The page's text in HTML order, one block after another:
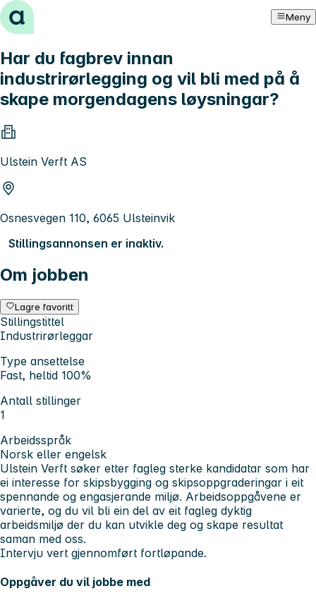
Hopp til innhold Meny
Har du fagbrev innan
industrirørlegging og vil bli med på å
skape morgendagens løysningar?
Ulstein Verft AS
Osnesvegen 110, 6065 Ulsteinvik
Stillingsannonsen er inaktiv.
Om jobben
Lagre favoritt
Stillingstittel
Industrirørleggar
Type ansettelse
Fast, heltid 100%
Antall stillinger
1
Arbeidsspråk
Norsk eller engelsk
Ulstein Verft søker etter fagleg sterke kandidatar som har
ei interesse for skipsbygging og skipsoppgraderingar i eit
spennande og engasjerande miljø. Arbeidsoppgåvene er
varierte, og du vil bli ein del av eit fagleg dyktig
arbeidsmiljø der du kan utvikle deg og skape resultat
saman med oss.
Intervju vert gjennomført fortløpande.
Oppgåver du vil jobbe med